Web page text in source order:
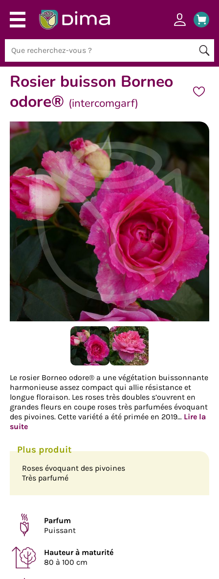
Rosier buisson Borneo
odore® (intercomgarf)
Le rosier Borneo odore® a une végétation buissonnante
harmonieuse assez compact qui allie résistance et
longue floraison. Les roses très doubles s’ouvrent en
grandes fleurs en coupe roses très parfumées évoquant
des pivoines. Cette variété a été primée en 2019… Lire la
suite
Roses évoquant des pivoines
Très parfumé
Parfum
Puissant
Hauteur à maturité
80 à 100 cm